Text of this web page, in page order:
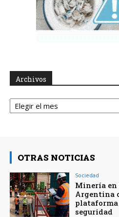
Archivos
Archivos
OTRAS NOTICIAS
Sociedad
Minería en
Argentina
plataforma
seguridad